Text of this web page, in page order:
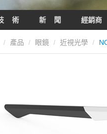
術 新 聞 經銷商
/ 產品 / 眼鏡 / 近視光學 /